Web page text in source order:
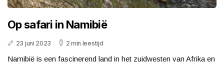
Op safari in Namibië
23 juni 2023 2 min leestijd
Namibië is een fascinerend land in het zuidwesten van Afrika en